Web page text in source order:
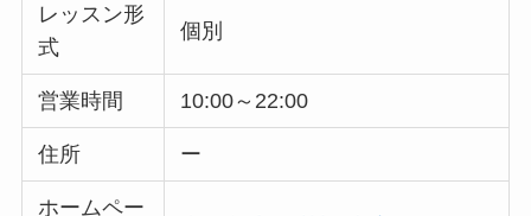
レッスン形
式
個別
営業時間 10:00～22:00
住所 ー
ホームペー